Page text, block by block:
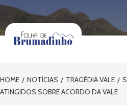
Skip
content
HOME NOTÍCIAS TRAGÉDIA VALE
ATINGIDOS SOBRE ACORDO DA VALE